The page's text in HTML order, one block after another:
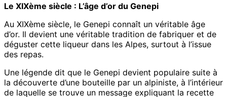
Le XIXème siècle : L’âge d’or du Genepi
Au XIXème siècle, le Genepi connaît un véritable âge
d’or. Il devient une véritable tradition de fabriquer et de
déguster cette liqueur dans les Alpes, surtout à l’issue
des repas.
Une légende dit que le Genepi devient populaire suite à
la découverte d’une bouteille par un alpiniste, à l’intérieur
de laquelle se trouve un message expliquant la recette